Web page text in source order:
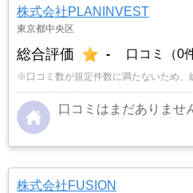
株式会社PLANINVEST
東京都中央区
総合評価 - 口コミ（0
※口コミ数が規定件数に満たないため、
口コミはまだありませ
株式会社FUSION